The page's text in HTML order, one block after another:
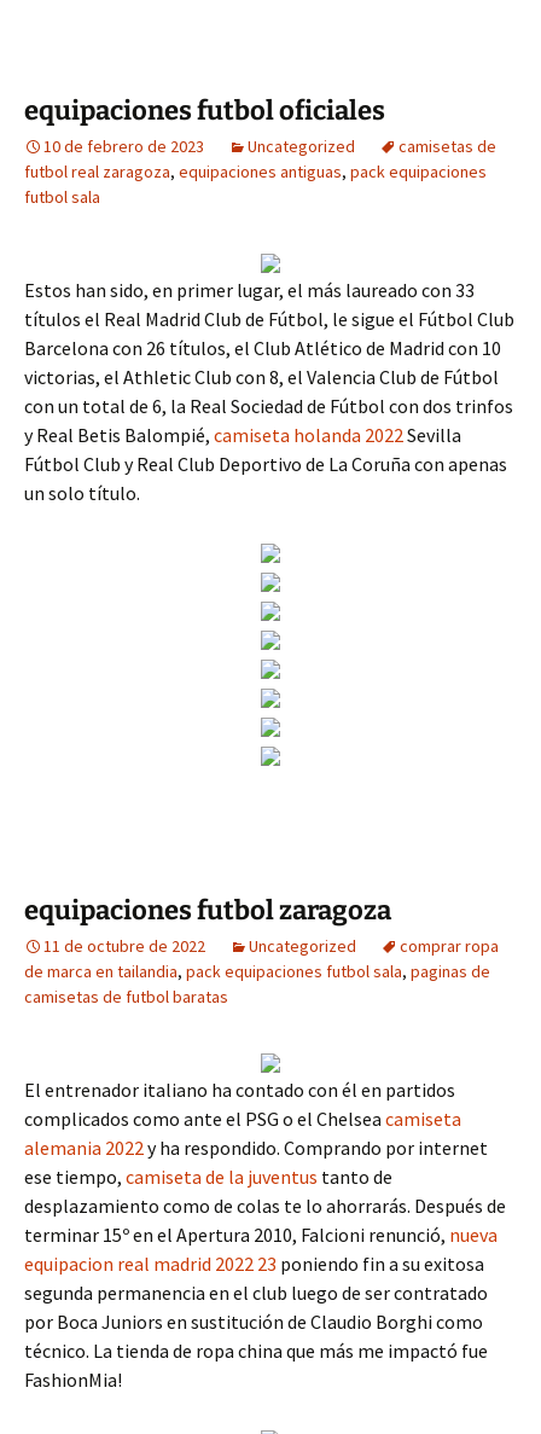
equipaciones futbol oficiales
10 de febrero de 2023 Uncategorized
camisetas de
futbol real zaragoza, equipaciones antiguas, pack equipaciones
futbol sala
Estos han sido, en primer lugar, el más laureado con 33
títulos el Real Madrid Club de Fútbol, le sigue el Fútbol Club
Barcelona con 26 títulos, el Club Atlético de Madrid con 10
victorias, el Athletic Club con 8, el Valencia Club de Fútbol
con un total de 6, la Real Sociedad de Fútbol con dos trinfos
y Real Betis Balompié, camiseta holanda 2022Sevilla
Fútbol Club y Real Club Deportivo de La Coruña con apenas
un solo título.
equipaciones futbol zaragoza
11 de octubre de 2022 Uncategorized
comprar ropa
de marca en tailandia, pack equipaciones futbol sala, paginas de
camisetas de futbol baratas
El entrenador italiano ha contado con él en partidos
complicados como ante el PSG o el Chelsea camiseta
alemania 2022y ha respondido. Comprando por internet
ese tiempo, camiseta de la juventus tanto de
desplazamiento como de colas te lo ahorrarás. Después de
terminar 15º en el Apertura 2010, Falcioni renunció, nueva
equipacion real madrid 2022 23 poniendo fin a su exitosa
segunda permanencia en el club luego de ser contratado
por Boca Juniors en sustitución de Claudio Borghi como
técnico. La tienda de ropa china que más me impactó fue
FashionMia!